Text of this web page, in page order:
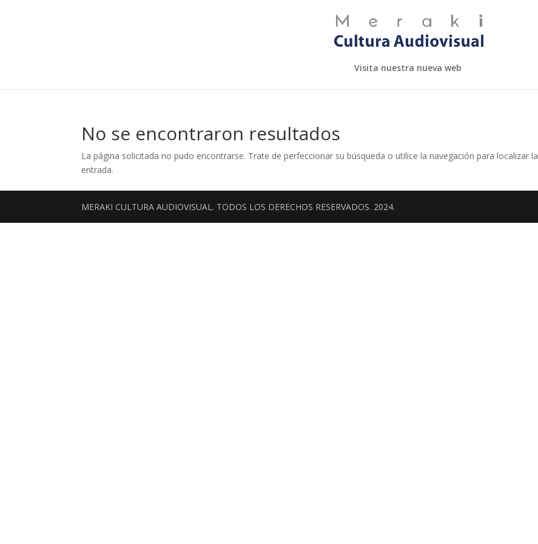
Visita nuestra nueva web
No se encontraron resultados
La página solicitada no pudo encontrarse. Trate de perfeccionar su búsqueda o utilice la navegación para localizar la
entrada.
MERAKI CULTURA AUDIOVISUAL. TODOS LOS DERECHOS RESERVADOS. 2024.